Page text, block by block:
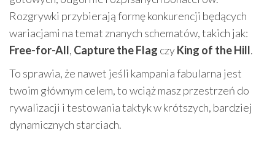
Rozgrywki przybierają formę konkurencji będących
wariacjami na temat znanych schematów, takich jak:
Free-for-All, Capture the Flag czyKing of the Hill.
To sprawia, że nawet jeśli kampania fabularna jest
twoim głównym celem, to wciąż masz przestrzeń do
rywalizacji i testowania taktyk w krótszych, bardziej
dynamicznych starciach.